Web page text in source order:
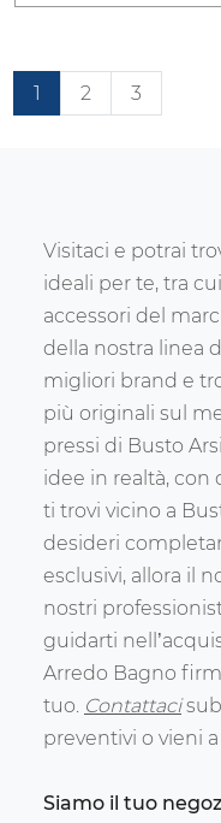
1 2 3
Visitaci e potrai
ideali per te, tra
accessori del
della nostra linea
migliori brand e
più originali sul
pressi di Busto
idee in realtà, con
ti trovi vicino a
desideri
esclusivi, allora il
nostri
guidarti
Arredo Bagno
tuo. Contattaci
preventivi o vieni
Siamo il tuo